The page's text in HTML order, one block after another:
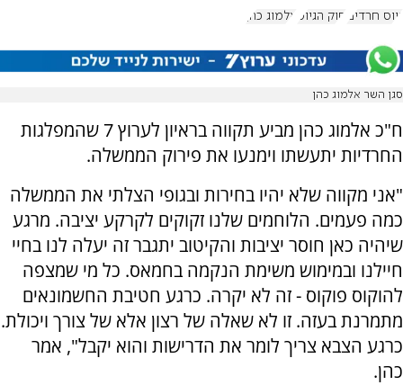
גיוס חרדים חוק הגיוס אלמוג כהן
סגן השר אלמוג כהן
ח"כ אלמוג כהן מביע תקווה בראיון לערוץ 7 שהמפלגות
החרדיות יתעשתו וימנעו את פירוק הממשלה.
"אני מקווה שלא יהיו בחירות ובגופי הצלתי את הממשלה
כמה פעמים. הלוחמים שלנו זקוקים לקרקע יציבה. מרגע
שיהיה כאן חוסר יציבות והקיטוב יתגבר זה יעלה לנו בחיי
חיילנו ובמימוש משימת הנקמה בחמאס. כל מי שמצפה
להוקוס פוקוס - זה לא יקרה. כרגע חטיבת החשמונאים
מתמרנת בעזה. זו לא שאלה של רצון אלא של צורך ויכולת.
כרגע הצבא צריך לומר את הדרישות והוא יקבל", אמר
כהן.